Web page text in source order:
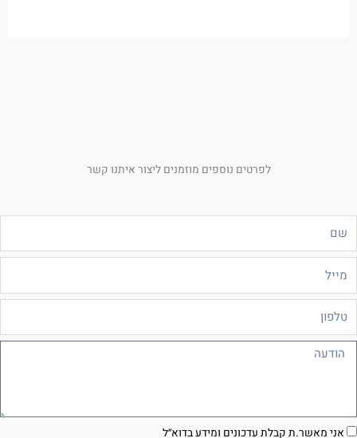
לפרטים נוספים מוזמנים ליצור איתנו קשר
אני מאשר.ת קבלת עדכונים ומידע בדוא״ל